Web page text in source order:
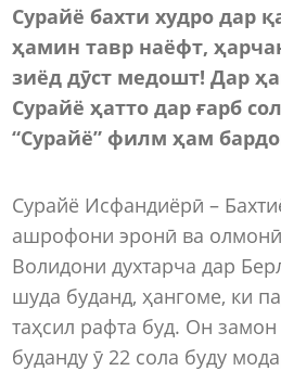
Сурайё бахти худро дар
ҳамин тавр наёфт,
зиёд дӯст медошт! Дар
Сурайё ҳатто дар ғарб
“Сурайё” филм ҳам
Сурайё Исфандиёрӣ –
ашрофони эронӣ ва олмонӣ
Волидони духтарча дар
шуда буданд, ҳангоме, ки
таҳсил рафта буд. Он
буданду ӯ 22 сола буду